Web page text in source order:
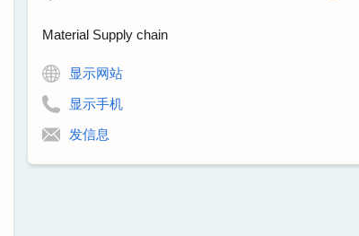
Material Supply chain
显示网站
显示手机
发信息